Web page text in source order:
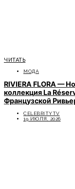
ЧИТАТЬ
МОДА
RIVIERA FLORA —
коллекция La
Французской
CELEBRITYTV
19 ИЮЛЯ, 2026